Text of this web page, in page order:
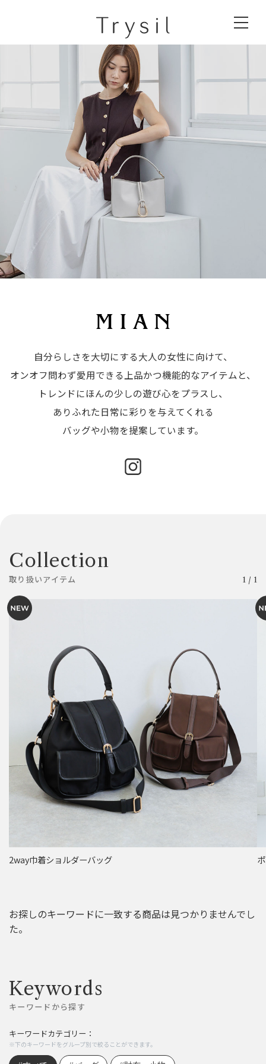
自分らしさを大切にする大人の女性に向けて、
オンオフ問わず愛用できる上品かつ機能的なアイテムと、
トレンドにほんの少しの遊び心をプラスし、
ありふれた日常に彩りを与えてくれる
バッグや小物を提案しています。
Collection
取り扱いアイテム
2way巾着ショルダーバッグ
1 / 1
お探しのキーワードに一致する商品は見つかりませんでし
た。
Keywords
キーワードから探す
キーワードカテゴリー：
※下のキーワードをグループ別で絞ることができます。